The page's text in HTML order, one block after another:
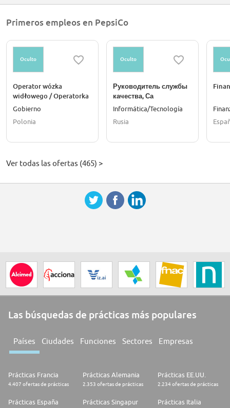
Primeros empleos en PepsiCo
Oculto
Operator wózka
widłowego / Operatorka
Gobierno
Polonia
Oculto
Руководитель службы
качества, Са
Informática/Tecnología
Rusia
Ver todas las ofertas (465) >
Las búsquedas de prácticas más populares
Países Ciudades Funciones Sectores Empresas
Prácticas Francia
4.407 ofertas de prácticas
Prácticas Alemania
2.353 ofertas de prácticas
Prácticas EE.UU.
2.234 ofertas de prácticas
Prácticas España Prácticas Singapur Prácticas Italia